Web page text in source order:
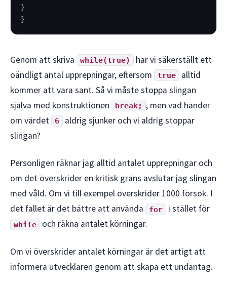
}
}
Genom att skriva while(true)
har vi säkerställt ett
oändligt antal upprepningar, eftersom
true
alltid
kommer att vara sant. Så vi måste stoppa slingan
själva med konstruktionen
break;
, men vad händer
om värdet
6
aldrig sjunker och vi aldrig stoppar
slingan?
Personligen räknar jag alltid antalet upprepningar och
om det överskrider en kritisk gräns avslutar jag slingan
med våld. Om vi till exempel överskrider 1000 försök. I
det fallet är det bättre att använda
for i stället för
while och räkna antalet körningar.
Om vi överskrider antalet körningar är det artigt att
informera utvecklaren genom att skapa ett undantag.